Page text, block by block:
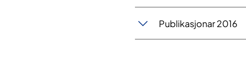
​Publikasjonar 2016